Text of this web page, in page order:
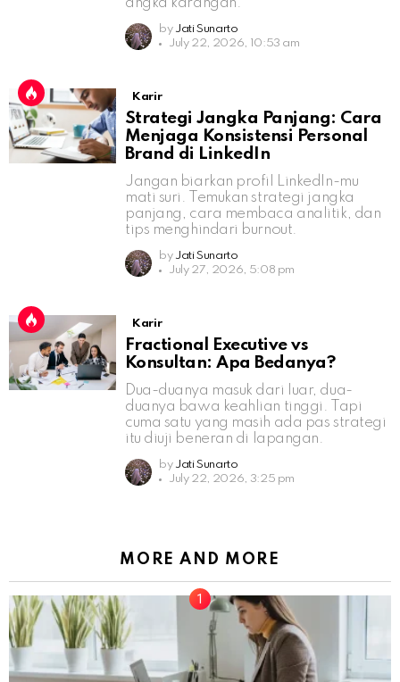
angka karangan.
by Jati Sunarto
July 22, 2026, 10:53 am
Karir
Strategi Jangka Panjang: Cara
Menjaga Konsistensi Personal
Brand di LinkedIn
Jangan biarkan profil LinkedIn-mu
mati suri. Temukan strategi jangka
panjang, cara membaca analitik, dan
tips menghindari burnout.
by Jati Sunarto
July 27, 2026, 5:08 pm
Karir
Fractional Executive vs
Konsultan: Apa Bedanya?
Dua-duanya masuk dari luar, dua-
duanya bawa keahlian tinggi. Tapi
cuma satu yang masih ada pas strategi
itu diuji beneran di lapangan.
by Jati Sunarto
July 22, 2026, 3:25 pm
MORE AND MORE